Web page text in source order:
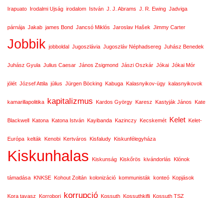
Irapuato Irodalmi Ujság irodalom István J. J. Abrams J. R. Ewing Jadviga
párnája Jakab james Bond Jancsó Miklós Jaroslav Hašek Jimmy Carter
Jobbik jobboldal Jugoszlávia Jugoszláv Néphadsereg Juhász Benedek
Juhász Gyula Julius Caesar János Zsigmond Jászi Oszkár Jókai Jókai Mór
jólét József Attila július Jürgen Böcking Kabuga Kalasnyikov-ügy kalasnyikovok
kamarillapolitika kapitalizmus Kardos György Karesz Kastyják János Kate
Blackwell Katona Katona István Kayibanda Kazinczy Kecskemét Kelet Kelet-
Európa kelták Kenobi Kertváros Kisfaludy Kiskunfélegyháza
Kiskunhalas Kiskunság Kiskőrös kivándorlás Klónok
támadása KNKSE Kohout Zoltán kolonizáció kommunisták konteó Kopjások
Kora tavasz Korrobori korrupció Kossuth Kossuthkifli Kossuth TSZ